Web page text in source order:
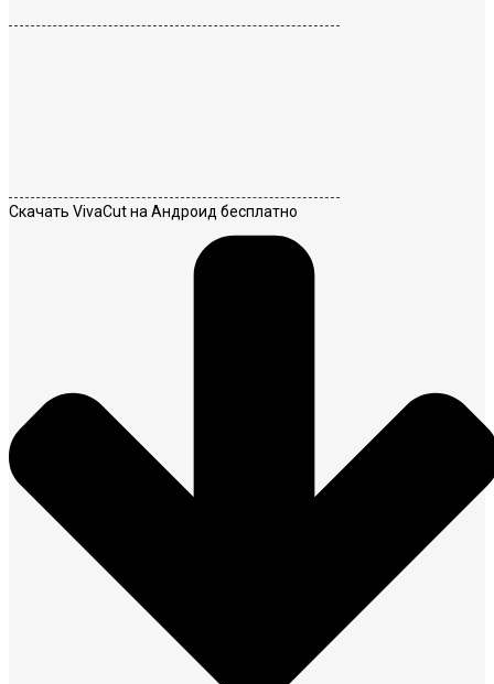
Скачать VivaCut на Андроид бесплатно